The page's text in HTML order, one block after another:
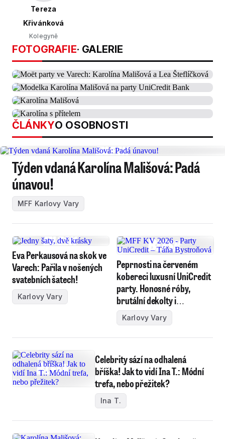
Tereza
Křivánková
Kolegyně
FOTOGRAFIE· GALERIE
ČLÁNKYO OSOBNOSTI
Týden vdaná Karolína Mališová: Padá
únavou!
MFF Karlovy Vary
Eva Perkausová na skok ve
Varech: Pařila v nošených
svatebních šatech!
Karlovy Vary
Peprnosti na červeném
kobereci luxusní UniCredit
party. Honosné róby,
brutální dekolty i
vyzrazený rozvod!
Karlovy Vary
Celebrity sází na odhalená
bříška! Jak to vidí Ina T.: Módní
trefa, nebo přežitek?
Ina T.